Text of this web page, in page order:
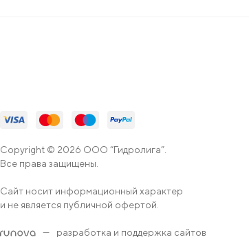
Copyright © 2026 ООО “Гидролига”.
Все права защищены.
Сайт носит информационный характер
и не является публичной офертой.
— разработка и поддержка сайтов